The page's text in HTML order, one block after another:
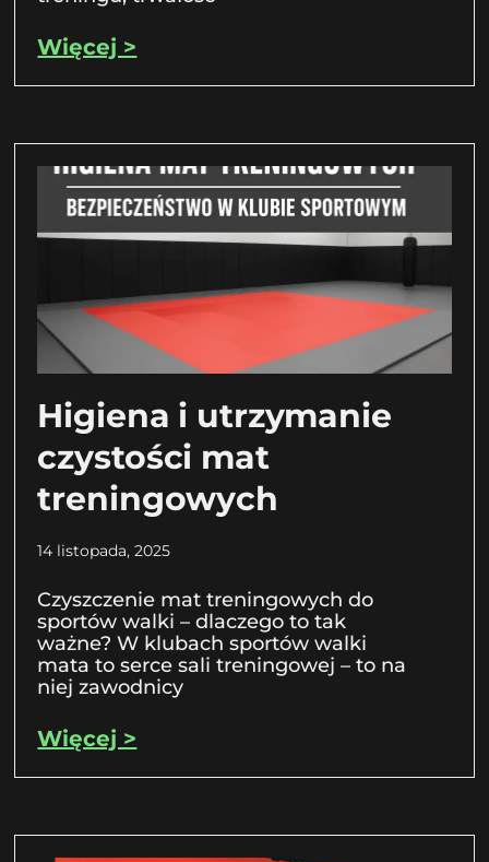
Więcej >
Higiena i utrzymanie
czystości mat
treningowych
14 listopada, 2025
Czyszczenie mat treningowych do
sportów walki – dlaczego to tak
ważne? W klubach sportów walki
mata to serce sali treningowej – to na
niej zawodnicy
Więcej >